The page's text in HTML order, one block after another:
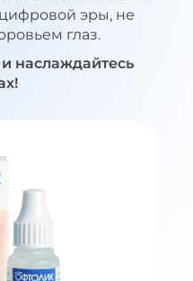
эры, не
глаз.
наслаждайтесь